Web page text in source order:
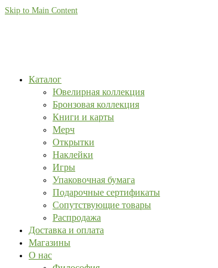
Skip to Main Content
Каталог
Ювелирная коллекция
Бронзовая коллекция
Книги и карты
Мерч
Открытки
Наклейки
Игры
Упаковочная бумага
Подарочные сертификаты
Сопутствующие товары
Распродажа
Доставка и оплата
Магазины
О нас